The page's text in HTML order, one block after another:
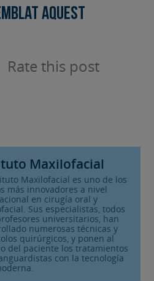
aquest
Rate this post
Maxilofacial
Maxilofacial es uno de los
más innovadores a nivel
en cirugía oral y
Sus especialistas, todos
universitarios, han
numerosas técnicas y
quirúrgicos, y ponen al
del paciente los tratamientos
con la tecnología